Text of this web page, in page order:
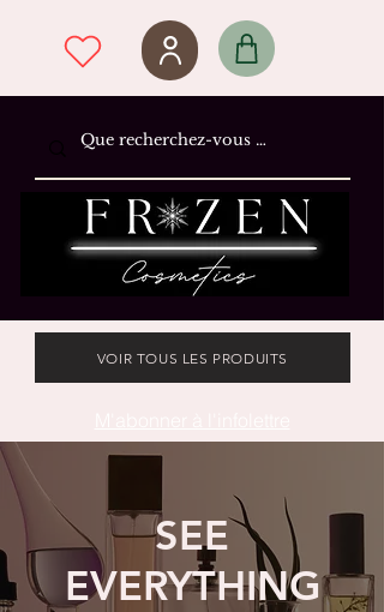
VOIR TOUS LES PRODUITS
SEE
EVERYTHING